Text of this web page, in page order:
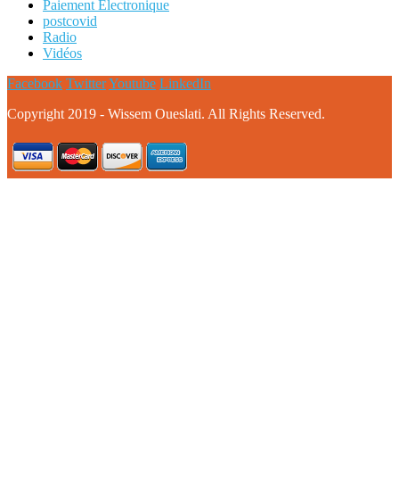
Paiement Electronique
postcovid
Radio
Vidéos
Facebook TwitterYoutube LinkedIn
Copyright 2019 - Wissem Oueslati. All Rights Reserved.